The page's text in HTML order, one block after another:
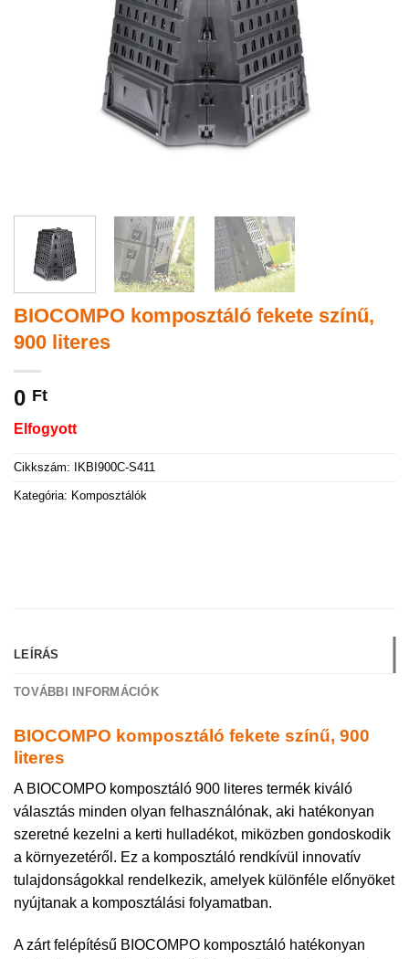
BIOCOMPO komposztáló fekete színű,
900 literes
0 Ft
Elfogyott
Cikkszám: IKBI900C-S411
Kategória: Komposztálók
LEÍRÁS
TOVÁBBI INFORMÁCIÓK
BIOCOMPO komposztáló fekete színű, 900
literes
A BIOCOMPO komposztáló 900 literes termék kiváló
választás minden olyan felhasználónak, aki hatékonyan
szeretné kezelni a kerti hulladékot, miközben gondoskodik
a környezetéről. Ez a komposztáló rendkívül innovatív
tulajdonságokkal rendelkezik, amelyek különféle előnyöket
nyújtanak a komposztálási folyamatban.
A zárt felépítésű BIOCOMPO komposztáló hatékonyan